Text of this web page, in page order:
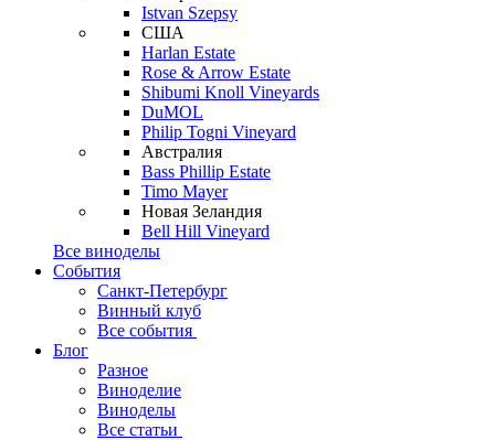
Istvan Szepsy
США
Harlan Estate
Rose & Arrow Estate
Shibumi Knoll Vineyards
DuMOL
Philip Togni Vineyard
Австралия
Bass Phillip Estate
Timo Mayer
Новая Зеландия
Bell Hill Vineyard
Все виноделы
События
Санкт-Петербург
Винный клуб
Все события
Блог
Разное
Виноделие
Виноделы
Все статьи